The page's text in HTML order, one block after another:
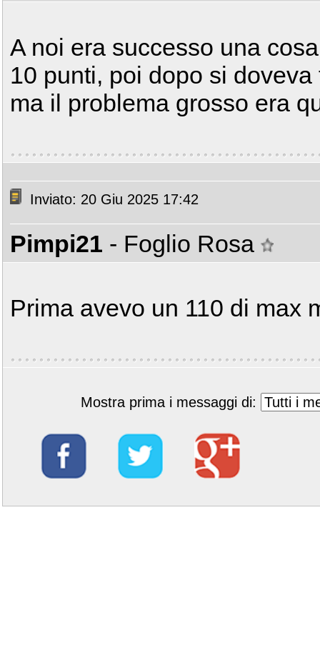
A noi era successo una
10 punti, poi dopo si
ma il problema grosso era
Inviato: 20 Giu 2025 17:42
Pimpi21 - Foglio Rosa
Prima avevo un 110 di max
Mostra prima i messaggi di: